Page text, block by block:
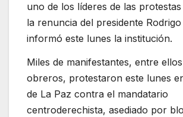
uno de los líderes de las
la renuncia del presidente
informó este lunes la institución.
Miles de manifestantes, entre
obreros, protestaron este lunes
de La Paz contra el mandatario
centroderechista, asediado por